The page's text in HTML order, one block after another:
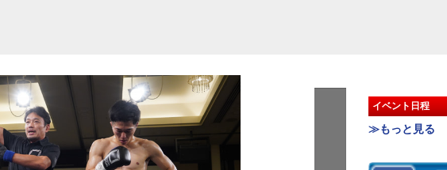
イベント日程
≫もっと見る